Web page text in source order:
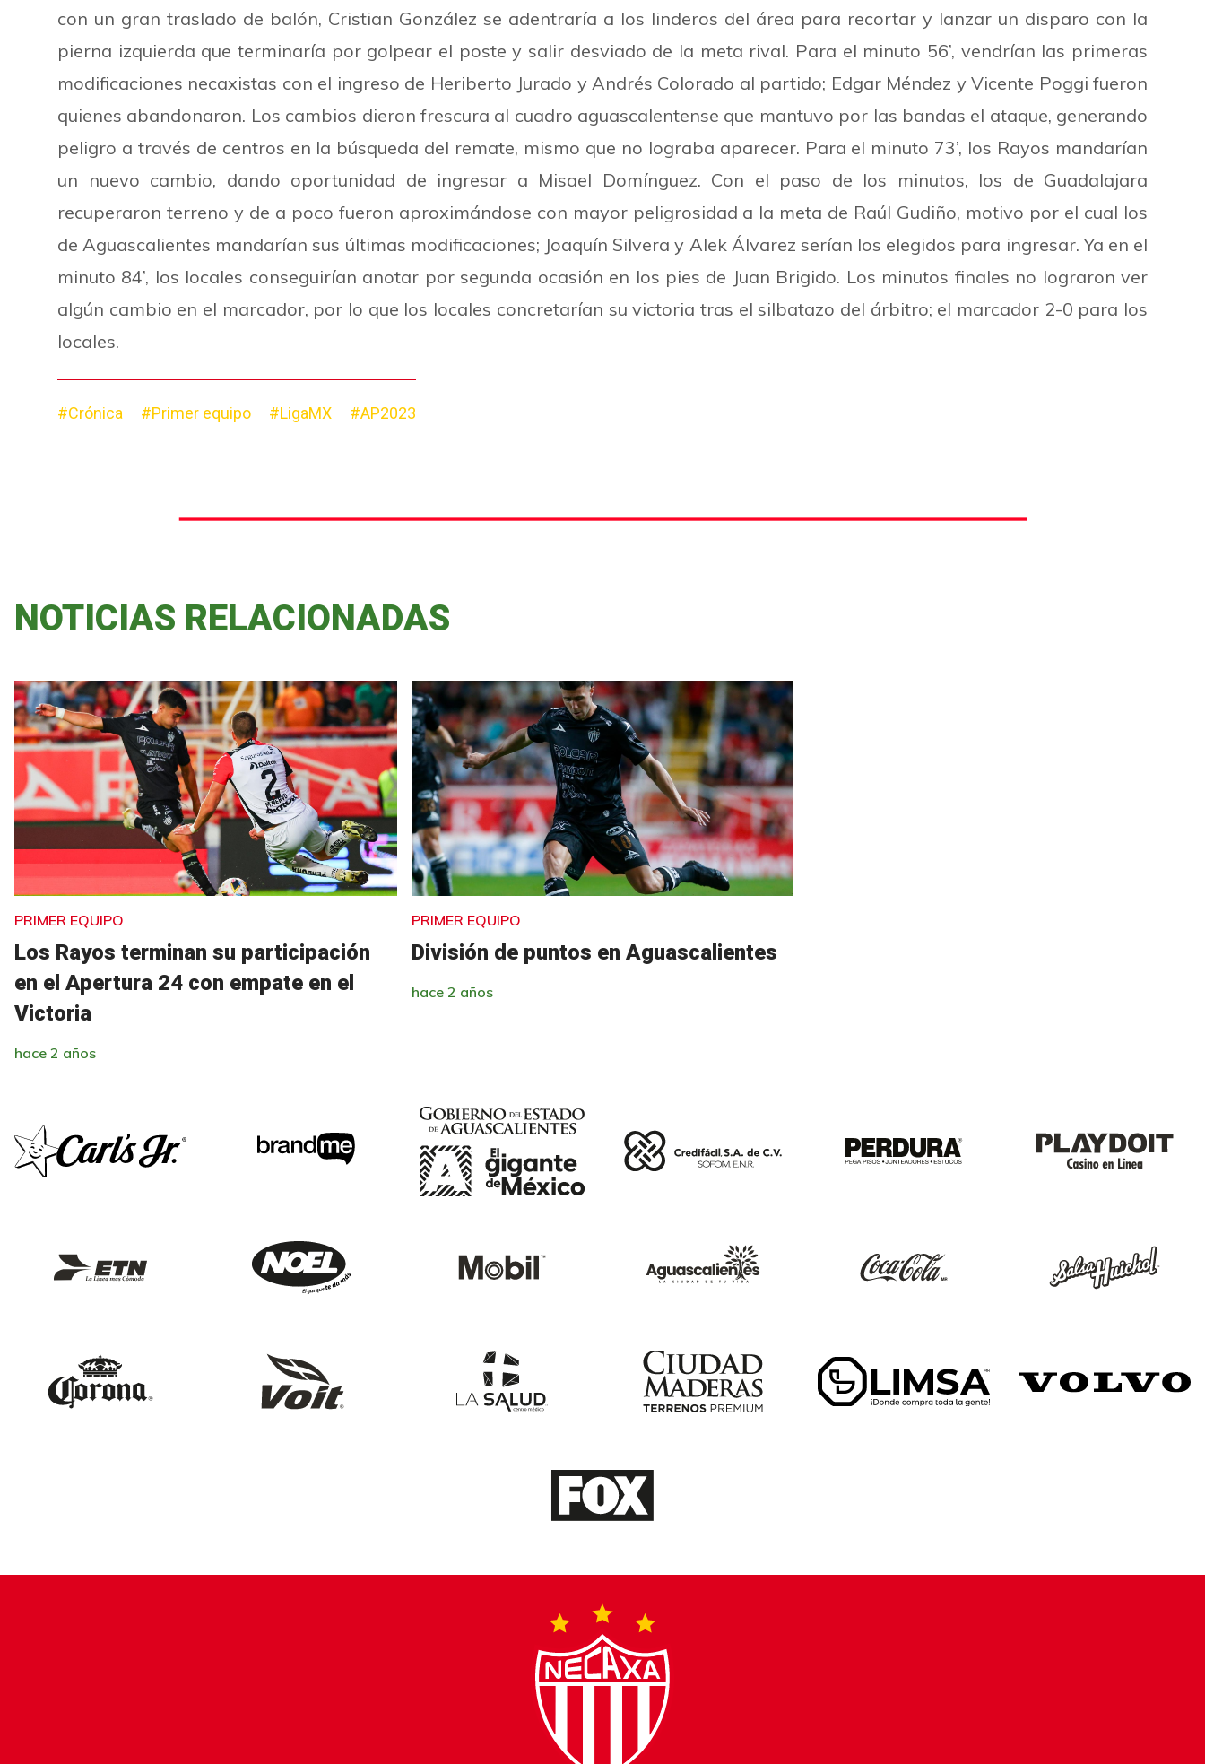
con un gran traslado de balón, Cristian González se adentraría a los linderos del área para recortar y lanzar un disparo con la
pierna izquierda que terminaría por golpear el poste y salir desviado de la meta rival. Para el minuto 56’, vendrían las primeras
modificaciones necaxistas con el ingreso de Heriberto Jurado y Andrés Colorado al partido; Edgar Méndez y Vicente Poggi fueron
quienes abandonaron. Los cambios dieron frescura al cuadro aguascalentense que mantuvo por las bandas el ataque, generando
peligro a través de centros en la búsqueda del remate, mismo que no lograba aparecer. Para el minuto 73’, los Rayos mandarían
un nuevo cambio, dando oportunidad de ingresar a Misael Domínguez. Con el paso de los minutos, los de Guadalajara
recuperaron terreno y de a poco fueron aproximándose con mayor peligrosidad a la meta de Raúl Gudiño, motivo por el cual los
de Aguascalientes mandarían sus últimas modificaciones; Joaquín Silvera y Alek Álvarez serían los elegidos para ingresar. Ya en el
minuto 84’, los locales conseguirían anotar por segunda ocasión en los pies de Juan Brigido. Los minutos finales no lograron ver
algún cambio en el marcador, por lo que los locales concretarían su victoria tras el silbatazo del árbitro; el marcador 2-0 para los
locales.
#Crónica #Primer equipo #LigaMX #AP2023
NOTICIAS RELACIONADAS
PRIMER EQUIPO
Los Rayos terminan su participación
en el Apertura 24 con empate en el
Victoria
hace 2 años
PRIMER EQUIPO
División de puntos en Aguascalientes
hace 2 años